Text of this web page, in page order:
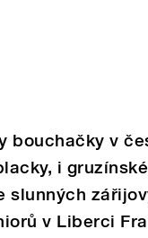
bouchačky v
i
slunných
v Liberci